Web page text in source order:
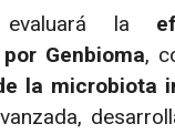
la
Genbioma,
la microbiota